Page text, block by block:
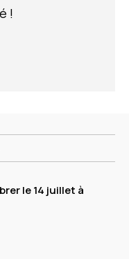
!
le 14 juillet à